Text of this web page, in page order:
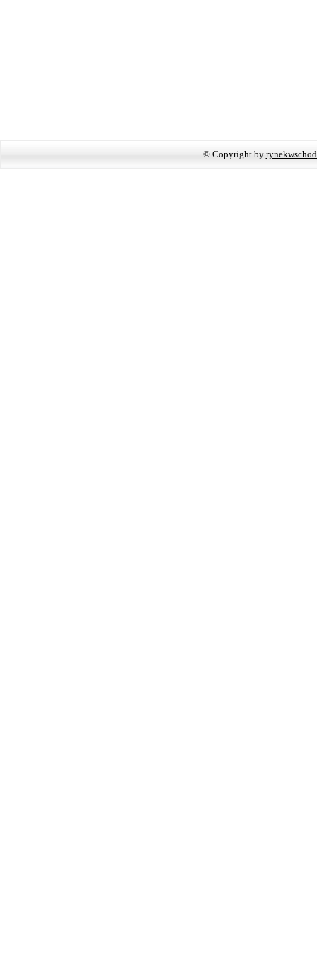
© Copyright by